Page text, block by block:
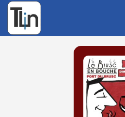
Rechercher